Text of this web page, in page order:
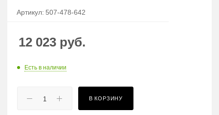
Артикул: 507-478-642
12 023 руб.
Есть в наличии
В КОРЗИНУ